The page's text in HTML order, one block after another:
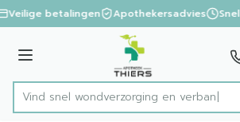
Ga naar de inhoud
1 van 1
Veilige betalingen Apothekersadvies
Menu
Product, merk, categorie...
Vind snel wondverzorging en verband